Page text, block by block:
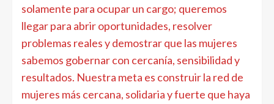
solamente para ocupar un cargo; queremos
llegar para abrir oportunidades, resolver
problemas reales y demostrar que las mujeres
sabemos gobernar con cercanía, sensibilidad y
resultados. Nuestra meta es construir la red de
mujeres más cercana, solidaria y fuerte que haya